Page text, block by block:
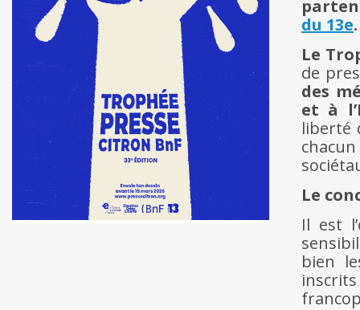
du 13e.
Le
de
des
et à
liberté
Le
Il est
bien